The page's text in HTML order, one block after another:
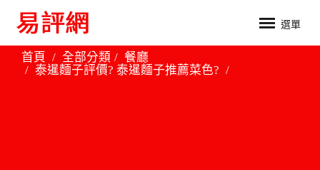
選單
首頁 全部分類
餐廳
泰暹麵子評價? 泰暹麵子推薦菜色?